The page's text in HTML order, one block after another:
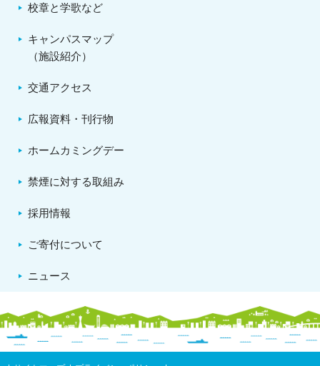
校章と学歌など
キャンパスマップ
（施設紹介）
交通アクセス
広報資料・刊行物
ホームカミングデー
禁煙に対する取組み
採用情報
ご寄付について
ニュース